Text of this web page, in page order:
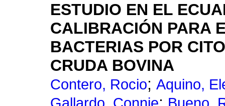
ESTUDIO EN EL
CALIBRACIÓN PARA
BACTERIAS POR
CRUDA BOVINA
Contero, Rocio; Aquino,